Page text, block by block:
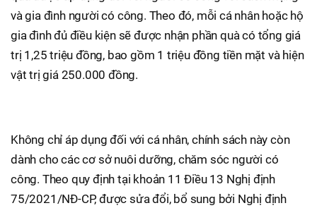
và gia đình người có công. Theo đó, mỗi cá nhân hoặc hộ
gia đình đủ điều kiện sẽ được nhận phần quà có tổng giá
trị 1,25 triệu đồng, bao gồm 1 triệu đồng tiền mặt và hiện
vật trị giá 250.000 đồng.
Không chỉ áp dụng đối với cá nhân, chính sách này còn
dành cho các cơ sở nuôi dưỡng, chăm sóc người có
công. Theo quy định tại khoản 11 Điều 13 Nghị định
75/2021/NĐ-CP, được sửa đổi, bổ sung bởi Nghị định